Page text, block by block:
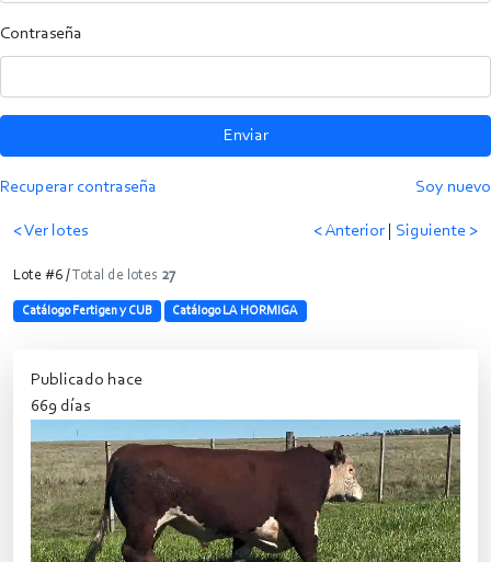
Contraseña
Enviar
Recuperar contraseña Soy nuevo
< Ver lotes < Anterior Siguiente >
Lote #6 /Total de lotes 27
Catálogo Fertigen y CUB Catálogo LA HORMIGA
Publicado hace
669 días